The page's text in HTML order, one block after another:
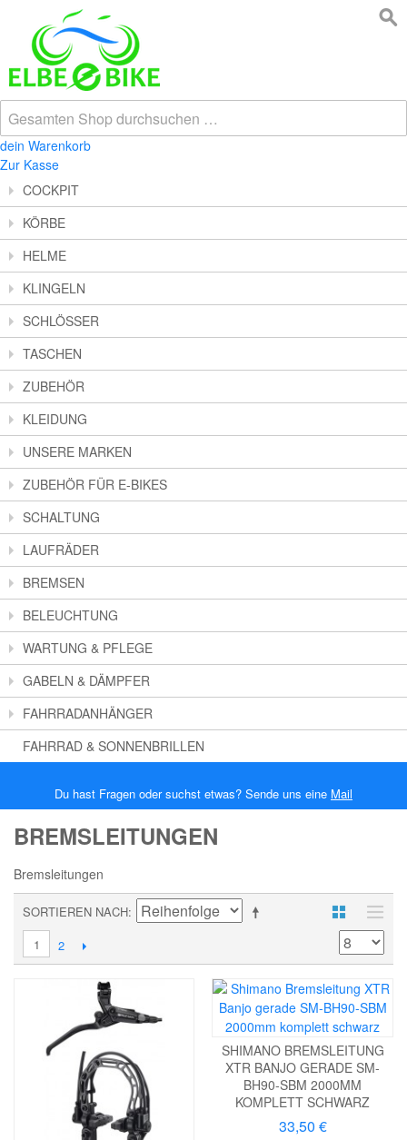
dein Warenkorb
Zur Kasse
COCKPIT
KÖRBE
HELME
KLINGELN
SCHLÖSSER
TASCHEN
ZUBEHÖR
KLEIDUNG
UNSERE MARKEN
ZUBEHÖR FÜR E-BIKES
SCHALTUNG
LAUFRÄDER
BREMSEN
BELEUCHTUNG
WARTUNG & PFLEGE
GABELN & DÄMPFER
FAHRRADANHÄNGER
FAHRRAD & SONNENBRILLEN
Du hast Fragen oder suchst etwas? Sende uns eine Mail
BREMSLEITUNGEN
Bremsleitungen
SORTIEREN NACH
1
2
SHIMANO BREMSLEITUNG
XTR BANJO GERADE SM-
BH90-SBM 2000MM
KOMPLETT SCHWARZ
33,50 €